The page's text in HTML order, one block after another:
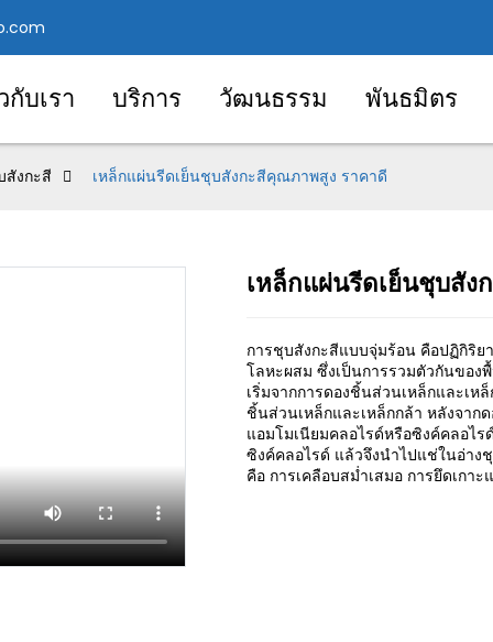
กับเรา บริการ วัฒนธรรม พันธมิตร
สังกะสี เหล็กแผ่นรีดเย็นชุบสังกะสีคุณภาพสูง ราคาดี
เหล็กแผ่นรีดเย็นชุบสั
การชุบสังกะสีแบบจุ่มร้อน คือปฏิกิริย
โลหะผสม ซึ่งเป็นการรวมตัวกันขอ
เริ่มจากการดองชิ้นส่วนเหล็กและเห
ชิ้นส่วนเหล็กและเหล็กกล้า หลังจาก
แอมโมเนียมคลอไรด์หรือซิงค์คลอไ
ซิงค์คลอไรด์ แล้วจึงนำไปแช่ในอ่า
คือ การเคลือบสม่ำเสมอ การยึดเกา